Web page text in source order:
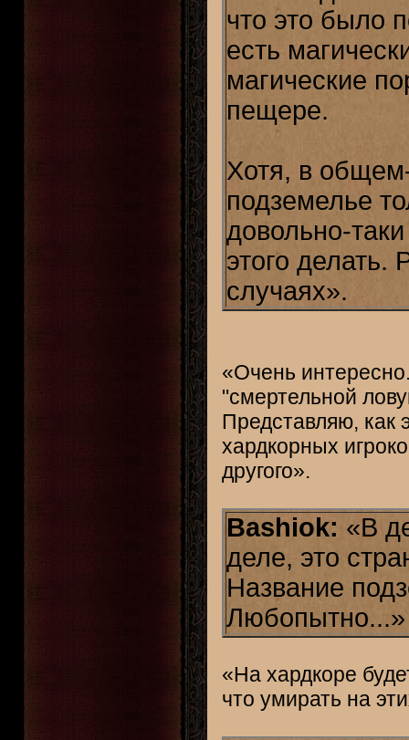
что это было
есть
магические
пещере.
Хотя, в общем-
подземелье
довольно-
этого делать.
случаях».
«Очень
"смертельной
Представляю, как
хардкорных
другого».
Bashiok: «В
деле, это
Название
Любопытно...»
«На хардкоре
что умирать на